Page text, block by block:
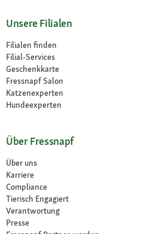
Unsere Filialen
Filialen finden
Filial-Services
Geschenkkarte
Fressnapf Salon
Katzenexperten
Hundeexperten
Über Fressnapf
Über uns
Karriere
Compliance
Tierisch Engagiert
Verantwortung
Presse